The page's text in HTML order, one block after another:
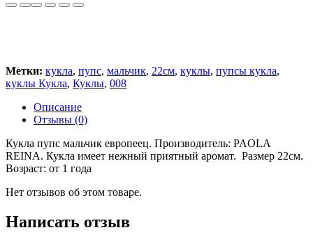
Метки: кукла, пупс, мальчик, 22см, куклы, пупсы кукла,
куклы Кукла, Куклы, 008
Описание
Отзывы (0)
Кукла пупс мальчик европеец. Производитель: PAOLA
REINA. Кукла имеет нежный приятный аромат. Размер 22см.
Возраст: от 1 года
Нет отзывов об этом товаре.
Написать отзыв